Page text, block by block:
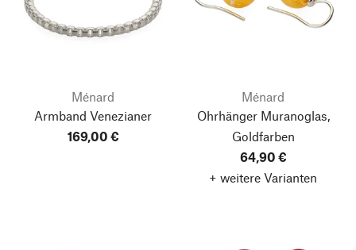
Ménard
Armband Venezianer
169,00 €
Ménard
Ohrhänger Muranoglas,
Goldfarben
64,90 €
+ weitere Varianten